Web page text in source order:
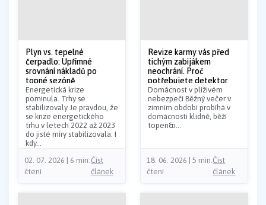
Plyn vs. tepelné
čerpadlo: Upřímné
srovnání nákladů po
topné sezóně
Energetická krize
pominula. Trhy se
stabilizovaly Je pravdou, že
se krize energetického
trhu v letech 2022 až 2023
do jisté míry stabilizovala. I
kdy...
02. 07. 2026 | 6 min.
čtení
Číst
článek
Revize karmy vás před
tichým zabijákem
neochrání. Proč
potřebujete detektor
CO?
Domácnost v plíživém
nebezpečí Běžný večer v
zimním období probíhá v
domácnosti klidně, běží
topen&i...
18. 06. 2026 | 5 min.
čtení
Číst
článek